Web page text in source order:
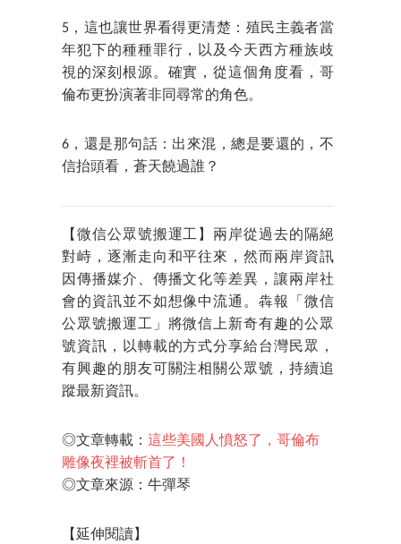
5，這也讓世界看得更清楚：殖民主義者當
年犯下的種種罪行，以及今天西方種族歧
視的深刻根源。確實，從這個角度看，哥
倫布更扮演著非同尋常的角色。
6，還是那句話：出來混，總是要還的，不
信抬頭看，蒼天饒過誰？
【微信公眾號搬運工】兩岸從過去的隔絕
對峙，逐漸走向和平往來，然而兩岸資訊
因傳播媒介、傳播文化等差異，讓兩岸社
會的資訊並不如想像中流通。犇報「微信
公眾號搬運工」將微信上新奇有趣的公眾
號資訊，以轉載的方式分享給台灣民眾，
有興趣的朋友可關注相關公眾號，持續追
蹤最新資訊。
◎文章轉載： 這些美國人憤怒了，哥倫布
雕像夜裡被斬首了！
◎文章來源：牛彈琴
【延伸閱讀】